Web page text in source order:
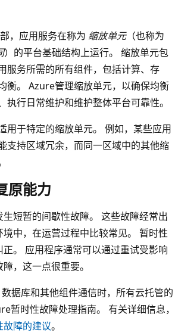
，应用服务在称为 缩放单元（也称为
）的平台基础结构上运行。 缩放单元包
服务所需的所有组件，包括计算、存
衡。 Azure管理缩放单元，以确保均衡
执行日常维护和维护整体平台可靠性。
用于特定的缩放单元。 例如，某些应用
支持区域冗余，而同一区域中的其他缩
原能力
短暂的间歇性故障。 这些故障经常出
中，在运营过程中比较常见。 暂时性
。 应用程序通常可以通过重试受影响
，这一点很重要。
据库和其他组件通信时，所有云托管的
暂时性故障处理指南。 有关详细信息，
故障的建议。